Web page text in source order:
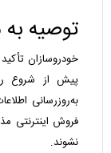
توصیه
خودروسازان
پیش از شروع
به‌روزرسانی
فروش اینترنتی
نشوند.